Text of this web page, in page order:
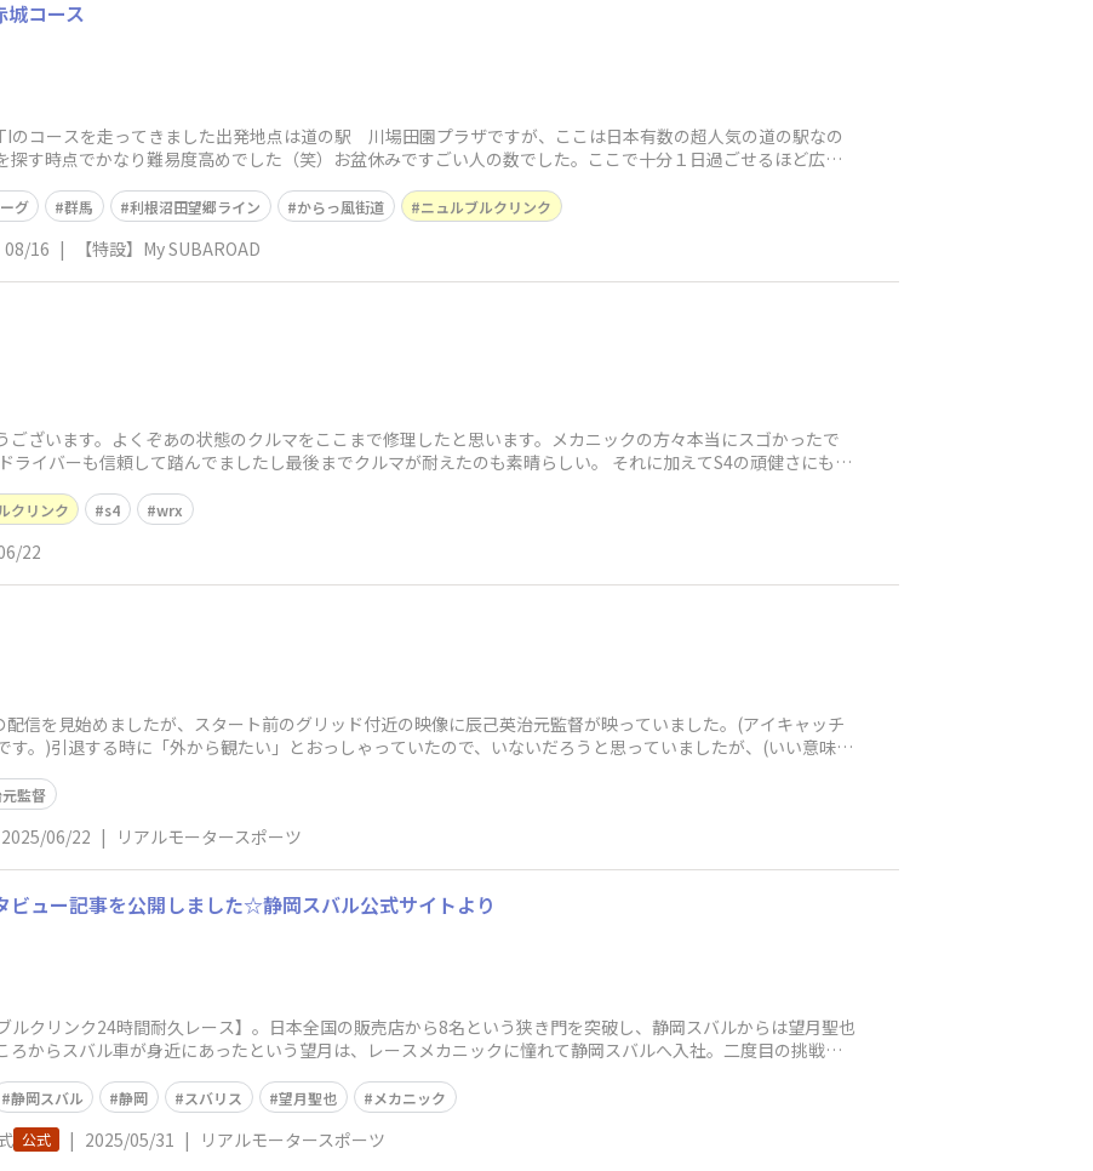
城コース
のコースを走ってきました出発地点は道の駅 川場田園プラザですが、ここは日本有数の超人気の道の駅なの
探す時点でかなり難易度高めでした（笑）お盆休みですごい人の数でした。ここで十分１日過ごせるほど広大
グ 群馬 利根沼田望郷ライン からっ風街道 ニュルブルクリンク
08/16 | 【特設】My SUBAROAD
ございます。よくぞあの状態のクルマをここまで修理したと思います。メカニックの方々本当にスゴかったで
ライバーも信頼して踏んでましたし最後までクルマが耐えたのも素晴らしい。 それに加えてS4の頑健さにも驚
クリンク s4 wrx
22
配信を見始めましたが、スタート前のグリッド付近の映像に辰己英治元監督が映っていました。(アイキャッチ
す。)引退する時に「外から観たい」とおっしゃっていたので、いないだろうと思っていましたが、(いい意味
監督
2025/06/22 | リアルモータースポーツ
ビュー記事を公開しました☆静岡スバル公式サイトより
ルクリンク24時間耐久レース】。日本全国の販売店から8名という狭き門を突破し、静岡スバルからは望月聖也
ろからスバル車が身近にあったという望月は、レースメカニックに憧れて静岡スバルへ入社。二度目の挑戦で
静岡スバル 静岡 スバリス 望月聖也 メカニック
公式 | 2025/05/31 | リアルモータースポーツ